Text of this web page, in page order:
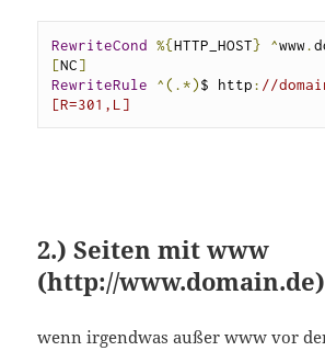
RewriteCond %{HTTP_HOST} ^www.
[NC]
RewriteRule
^(.*)$ http: //
[R=301,L]
2.) Seiten mit www
(http://www.domain.de)
wenn irgendwas außer www vor